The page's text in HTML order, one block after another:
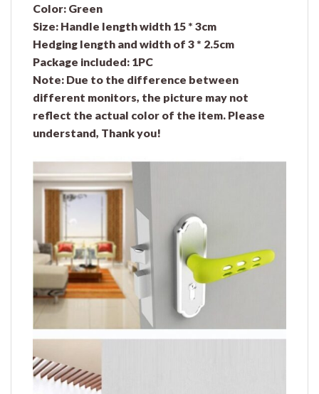
Color: Green
Size: Handle length width 15 * 3cm
Hedging length and width of 3 * 2.5cm
Package included: 1PC
Note: Due to the difference between
different monitors, the picture may not
reflect the actual color of the item. Please
understand, Thank you!